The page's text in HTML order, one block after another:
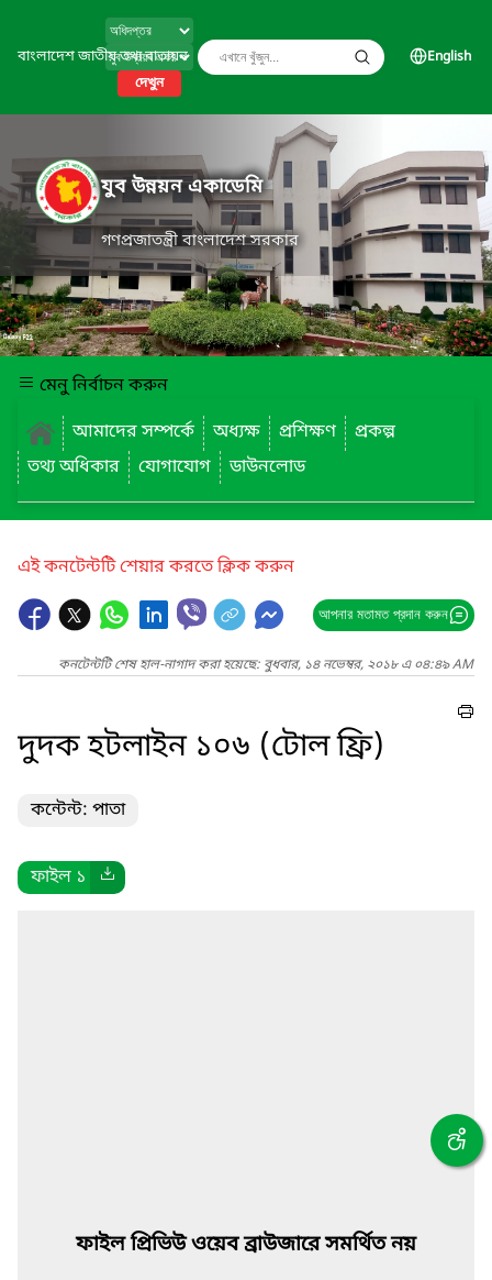
বাংলাদেশ জাতীয় তথ্য বাতায়ন
দেখুন
English
যুব উন্নয়ন একাডেমি
গণপ্রজাতন্ত্রী বাংলাদেশ সরকার
মেনু নির্বাচন করুন
আমাদের সম্পর্কে
অধ্যক্ষ প্রশিক্ষণ
প্রকল্প
তথ্য অধিকার
যোগাযোগ ডাউনলোড
এই কনটেন্টটি শেয়ার করতে ক্লিক করুন
আপনার মতামত প্রদান করুন
কনটেন্টটি শেষ হাল-নাগাদ করা হয়েছে: বুধবার, ১৪ নভেম্বর, ২০১৮ এ ০৪:৪৯ AM
দুদক হটলাইন ১০৬ (টোল ফ্রি)
কন্টেন্ট: পাতা
ফাইল ১
ফাইল প্রিভিউ ওয়েব ব্রাউজারে সমর্থিত নয়